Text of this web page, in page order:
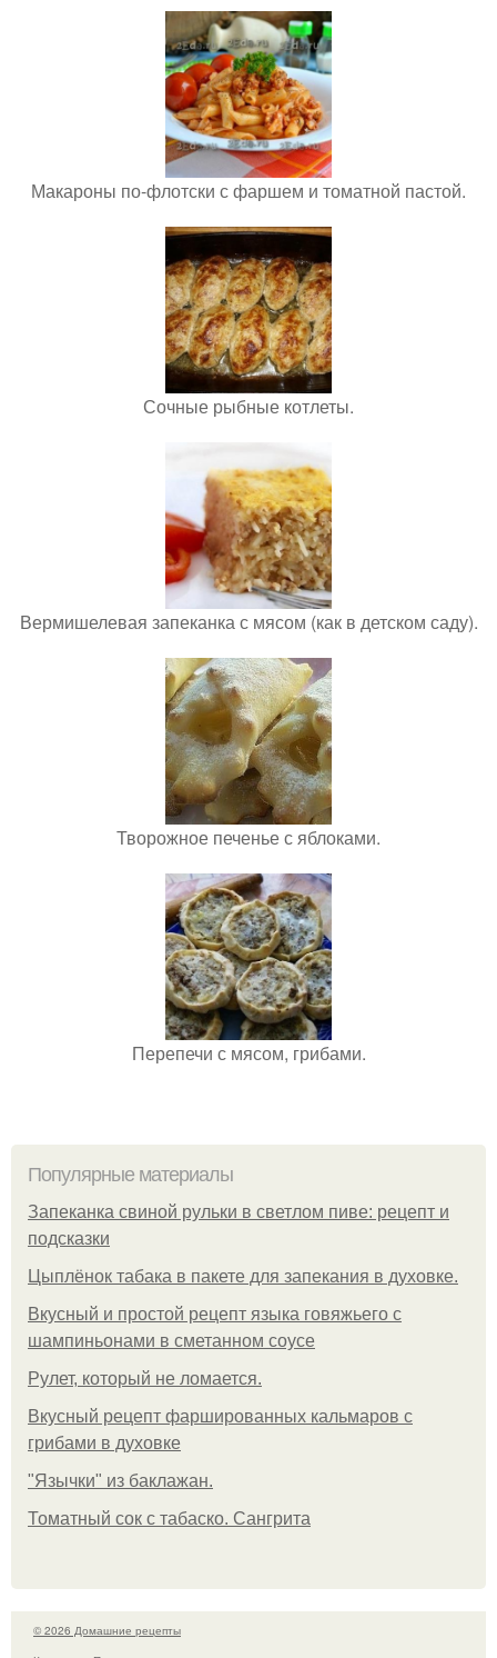
Макароны по-флотски с фаршем и томатной пастой.
Сочные рыбные котлеты.
Вермишелевая запеканка с мясом (как в детском саду).
Творожное печенье с яблоками.
Перепечи с мясом, грибами.
Популярные материалы
Запеканка свиной рульки в светлом пиве: рецепт и
подсказки
Цыплёнок табака в пакете для запекания в духовке.
Вкусный и простой рецепт языка говяжьего с
шампиньонами в сметанном соусе
Рулет, который не ломается.
Вкусный рецепт фаршированных кальмаров с
грибами в духовке
"Язычки" из баклажан.
Томатный сок с табаско. Сангрита
© 2026 Домашние рецепты